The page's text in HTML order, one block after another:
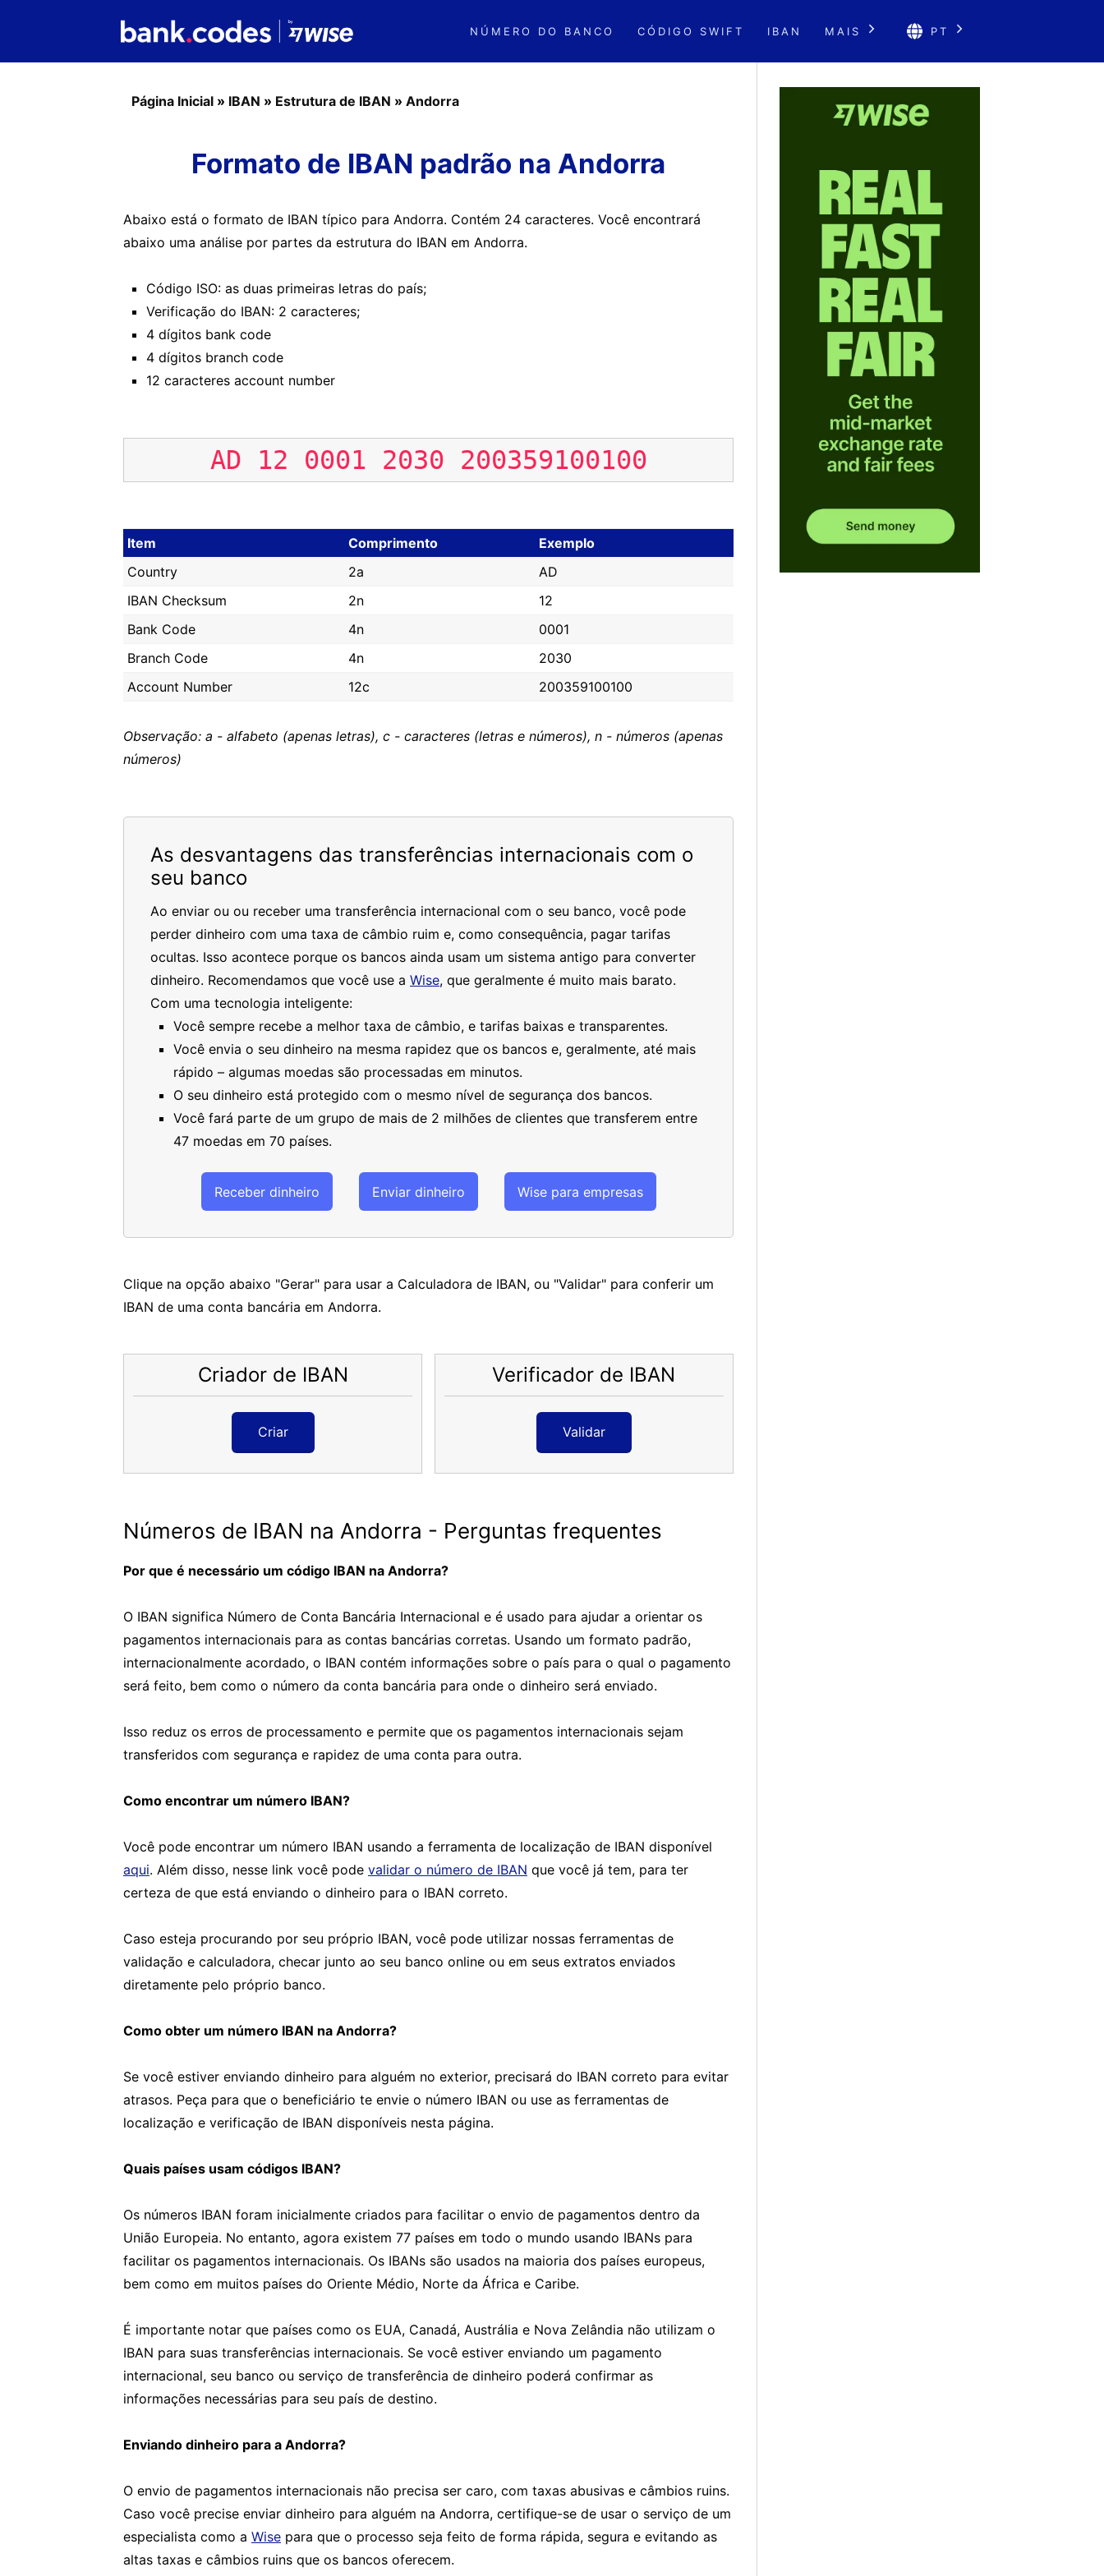
NÚMERO DO BANCO CÓDIGO SWIFT IBAN MAIS PT
Página Inicial » IBAN » Estrutura de IBAN » Andorra
Formato de IBAN padrão na Andorra
Abaixo está o formato de IBAN típico para Andorra. Contém 24 caracteres. Você encontrará
abaixo uma análise por partes da estrutura do IBAN em Andorra.
Código ISO: as duas primeiras letras do país;
Verificação do IBAN: 2 caracteres;
4 dígitos bank code
4 dígitos branch code
12 caracteres account number
AD 12 0001 2030 200359100100
Item Comprimento
Exemplo
Country
2a
AD
IBAN Checksum
2n
12
Bank Code
4n
0001
Branch Code
4n
2030
Account Number
12c 200359100100
Observação: a - alfabeto (apenas letras), c - caracteres (letras e números), n - números (apenas
números)
As desvantagens das transferências internacionais com o
seu banco
Ao enviar ou ou receber uma transferência internacional com o seu banco, você pode
perder dinheiro com uma taxa de câmbio ruim e, como consequência, pagar tarifas
ocultas. Isso acontece porque os bancos ainda usam um sistema antigo para converter
dinheiro. Recomendamos que você use a Wise, que geralmente é muito mais barato.
Com uma tecnologia inteligente:
Você sempre recebe a melhor taxa de câmbio, e tarifas baixas e transparentes.
Você envia o seu dinheiro na mesma rapidez que os bancos e, geralmente, até mais
rápido – algumas moedas são processadas em minutos.
O seu dinheiro está protegido com o mesmo nível de segurança dos bancos.
Você fará parte de um grupo de mais de 2 milhões de clientes que transferem entre
47 moedas em 70 países.
Receber dinheiro Enviar dinheiro Wise para empresas
Clique na opção abaixo "Gerar" para usar a Calculadora de IBAN, ou "Validar" para conferir um
IBAN de uma conta bancária em Andorra.
Criador de IBAN
Criar
Verificador de IBAN
Validar
Números de IBAN na Andorra - Perguntas frequentes
Por que é necessário um código IBAN na Andorra?
O IBAN significa Número de Conta Bancária Internacional e é usado para ajudar a orientar os
pagamentos internacionais para as contas bancárias corretas. Usando um formato padrão,
internacionalmente acordado, o IBAN contém informações sobre o país para o qual o pagamento
será feito, bem como o número da conta bancária para onde o dinheiro será enviado.
Isso reduz os erros de processamento e permite que os pagamentos internacionais sejam
transferidos com segurança e rapidez de uma conta para outra.
Como encontrar um número IBAN?
Você pode encontrar um número IBAN usando a ferramenta de localização de IBAN disponível
aqui. Além disso, nesse link você pode validar o número de IBAN que você já tem, para ter
certeza de que está enviando o dinheiro para o IBAN correto.
Caso esteja procurando por seu próprio IBAN, você pode utilizar nossas ferramentas de
validação e calculadora, checar junto ao seu banco online ou em seus extratos enviados
diretamente pelo próprio banco.
Como obter um número IBAN na Andorra?
Se você estiver enviando dinheiro para alguém no exterior, precisará do IBAN correto para evitar
atrasos. Peça para que o beneficiário te envie o número IBAN ou use as ferramentas de
localização e verificação de IBAN disponíveis nesta página.
Quais países usam códigos IBAN?
Os números IBAN foram inicialmente criados para facilitar o envio de pagamentos dentro da
União Europeia. No entanto, agora existem 77 países em todo o mundo usando IBANs para
facilitar os pagamentos internacionais. Os IBANs são usados na maioria dos países europeus,
bem como em muitos países do Oriente Médio, Norte da África e Caribe.
É importante notar que países como os EUA, Canadá, Austrália e Nova Zelândia não utilizam o
IBAN para suas transferências internacionais. Se você estiver enviando um pagamento
internacional, seu banco ou serviço de transferência de dinheiro poderá confirmar as
informações necessárias para seu país de destino.
Enviando dinheiro para a Andorra?
O envio de pagamentos internacionais não precisa ser caro, com taxas abusivas e câmbios ruins.
Caso você precise enviar dinheiro para alguém na Andorra, certifique-se de usar o serviço de um
especialista como a Wise para que o processo seja feito de forma rápida, segura e evitando as
altas taxas e câmbios ruins que os bancos oferecem.